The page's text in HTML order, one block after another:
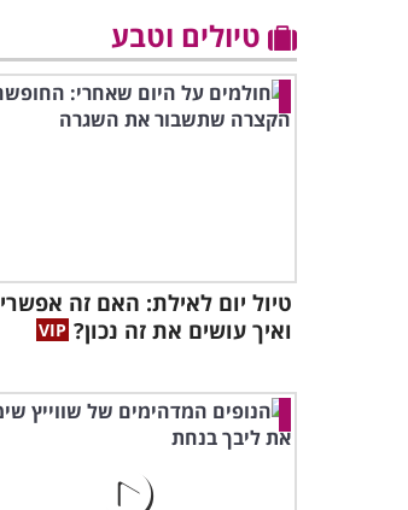
טיולים וטבע
טיול יום לאילת: האם זה אפשרי
ואיך עושים את זה נכון?